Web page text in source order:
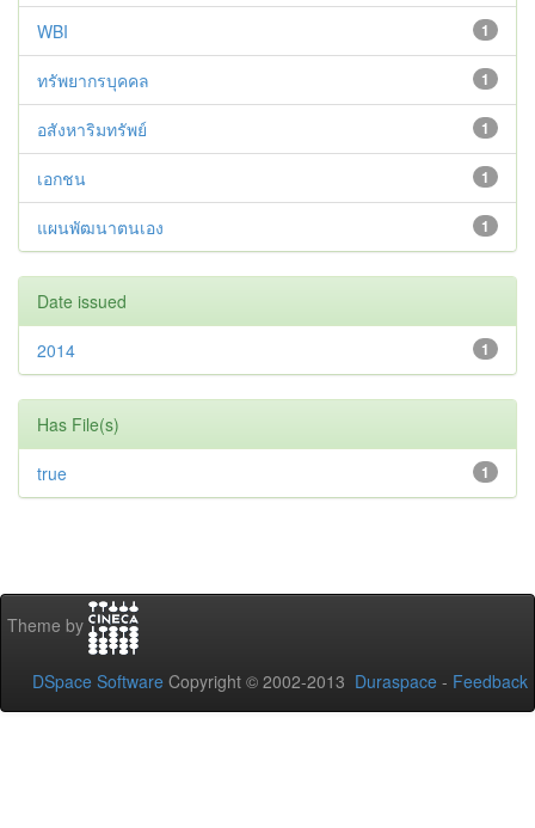
1
WBI
1
ทรัพยากรบุคคล
1
อสังหาริมทรัพย์
1
เอกชน
1
แผนพัฒนาตนเอง
Date issued
1
2014
Has File(s)
1
true
Theme by
DSpace Software Copyright © 2002-2013 Duraspace - Feedback